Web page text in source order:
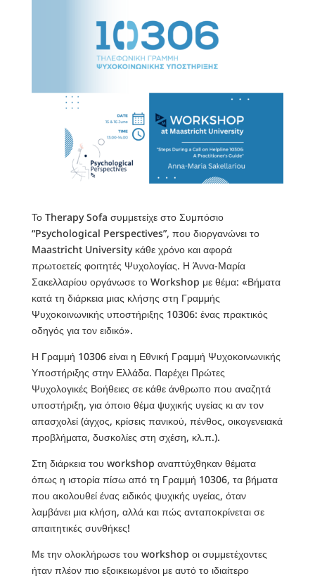
Το Therapy Sofa συμμετείχε στο Συμπόσιο
“Psychological Perspectives”, που διοργανώνει το
Maastricht University κάθε χρόνο και αφορά
πρωτοετείς φοιτητές Ψυχολογίας. Η Άννα-Μαρία
Σακελλαρίου οργάνωσε το Workshop με θέμα: «Βήματα
κατά τη διάρκεια μιας κλήσης στη Γραμμής
Ψυχοκοινωνικής υποστήριξης 10306: ένας πρακτικός
οδηγός για τον ειδικό».
Η Γραμμή 10306 είναι η Εθνική Γραμμή Ψυχοκοινωνικής
Υποστήριξης στην Ελλάδα. Παρέχει Πρώτες
Ψυχολογικές Βοήθειες σε κάθε άνθρωπο που αναζητά
υποστήριξη, για όποιο θέμα ψυχικής υγείας κι αν τον
απασχολεί (άγχος, κρίσεις πανικού, πένθος, οικογενειακά
προβλήματα, δυσκολίες στη σχέση, κλ.π.).
Στη διάρκεια του workshop αναπτύχθηκαν θέματα
όπως η ιστορία πίσω από τη Γραμμή 10306, τα βήματα
που ακολουθεί ένας ειδικός ψυχικής υγείας, όταν
λαμβάνει μια κλήση, αλλά και πώς ανταποκρίνεται σε
απαιτητικές συνθήκες!
Με την ολοκλήρωσε του workshop οι συμμετέχοντες
ήταν πλέον πιο εξοικειωμένοι με αυτό το ιδιαίτερο